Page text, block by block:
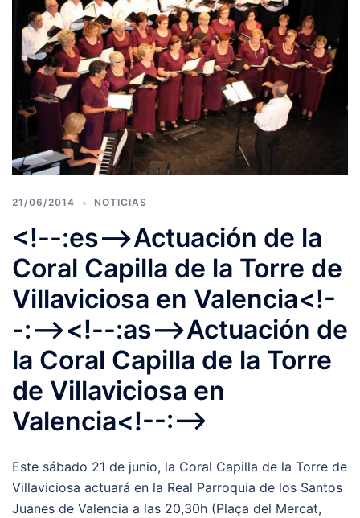
21/06/2014 NOTICIAS
<!--:es-->Actuación de la
Coral Capilla de la Torre de
Villaviciosa en Valencia<!-
-:--><!--:as-->Actuación de
la Coral Capilla de la Torre
de Villaviciosa en
Valencia<!--:-->
Este sábado 21 de junio, la Coral Capilla de la Torre de
Villaviciosa actuará en la Real Parroquia de los Santos
Juanes de Valencia a las 20,30h (Plaça del Mercat,